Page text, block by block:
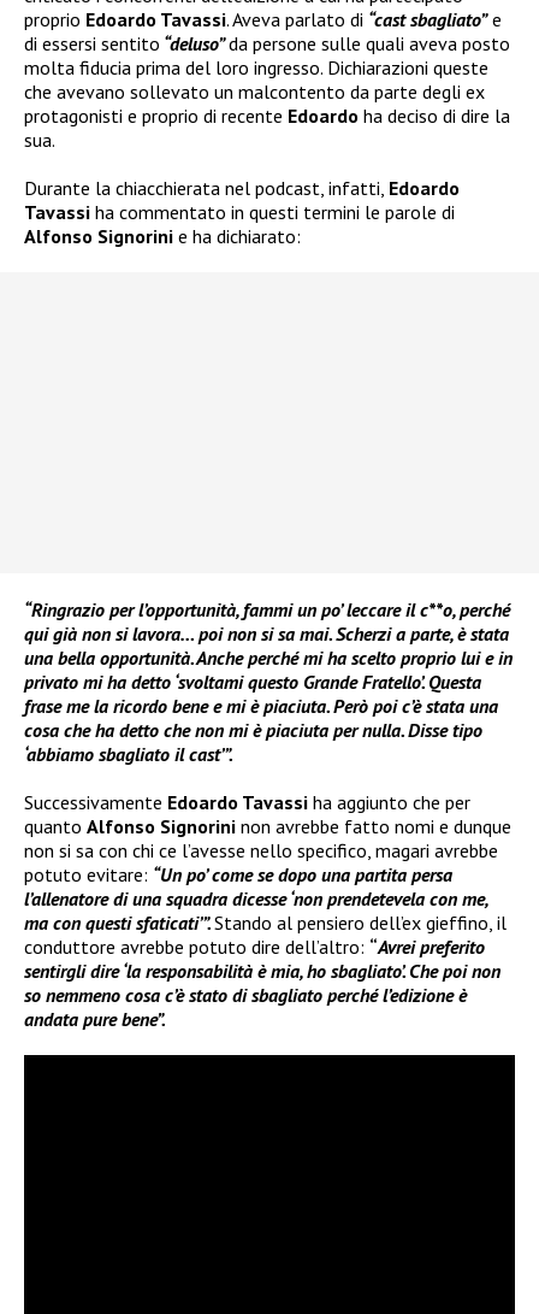
proprio Edoardo Tavassi. Aveva parlato di “cast sbagliato”e
di essersi sentito “deluso”da persone sulle quali aveva posto
molta fiducia prima del loro ingresso. Dichiarazioni queste
che avevano sollevato un malcontento da parte degli ex
protagonisti e proprio di recente Edoardo ha deciso di dire la
sua.
Durante la chiacchierata nel podcast, infatti, Edoardo
Tavassi ha commentato in questi termini le parole di
Alfonso Signorini e ha dichiarato:
“Ringrazio per l’opportunità, fammi un po’ leccare il c**o, perché
qui già non si lavora… poi non si sa mai. Scherzi a parte, è stata
una bella opportunità. Anche perché mi ha scelto proprio lui e in
privato mi ha detto ‘svoltami questo Grande Fratello’. Questa
frase me la ricordo bene e mi è piaciuta. Però poi c’è stata una
cosa che ha detto che non mi è piaciuta per nulla. Disse tipo
‘abbiamo sbagliato il cast’”.
Successivamente Edoardo Tavassi ha aggiunto che per
quanto Alfonso Signorini non avrebbe fatto nomi e dunque
non si sa con chi ce l’avesse nello specifico, magari avrebbe
potuto evitare: “Un po’ come se dopo una partita persa
l’allenatore di una squadra dicesse ‘non prendetevela con me,
ma con questi sfaticati’”.Stando al pensiero dell’ex gieffino, il
conduttore avrebbe potuto dire dell’altro: “Avrei preferito
sentirgli dire ‘la responsabilità è mia, ho sbagliato’. Che poi non
so nemmeno cosa c’è stato di sbagliato perché l’edizione è
andata pure bene”.